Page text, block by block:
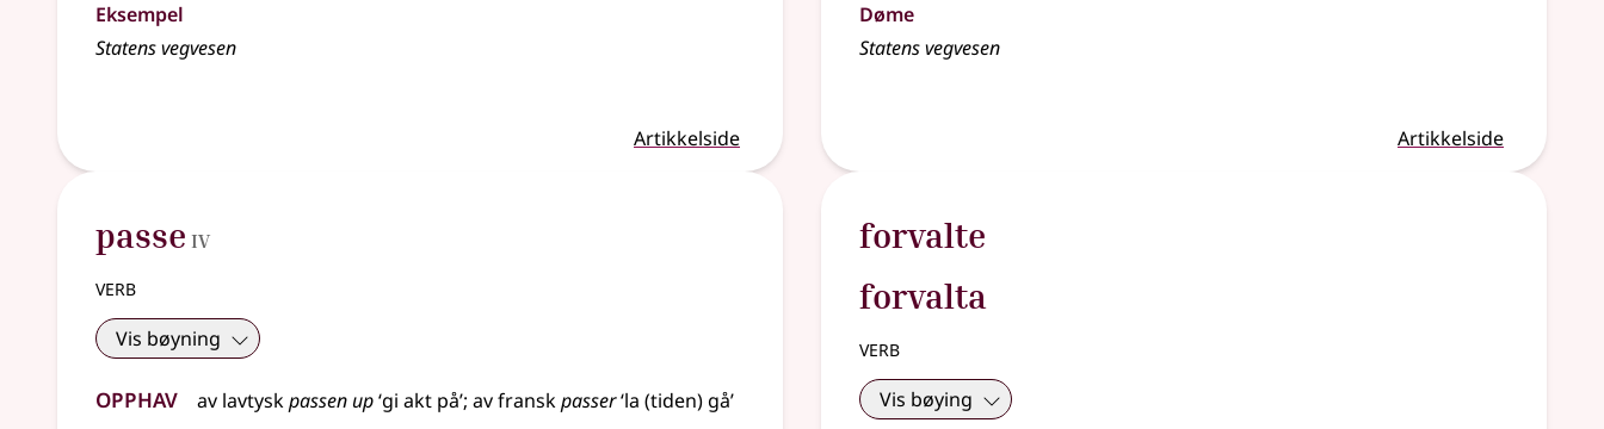
Eksempel
Statens vegvesen
Artikkelside
passe IV
verb
Vis bøyning
Opphav av lavtyskpassen up‘gi akt på’; avfranskpasser‘la (tiden) gå’
Døme
Statens vegvesen
Artikkelside
forvalte
forvalta
verb
Vis bøying